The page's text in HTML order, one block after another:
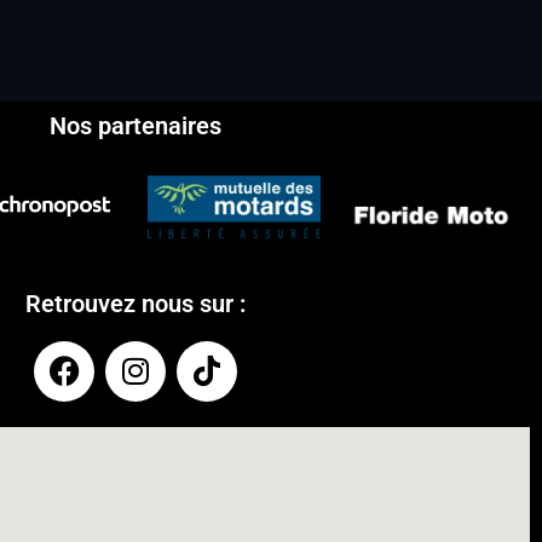
Nos partenaires
Retrouvez nous sur :